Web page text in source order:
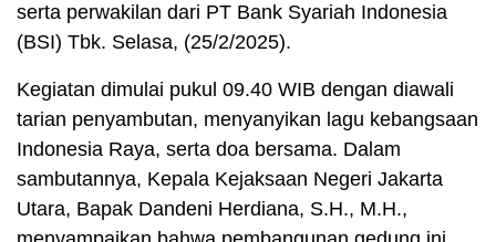
serta perwakilan dari PT Bank Syariah Indonesia
(BSI) Tbk. Selasa, (25/2/2025).
Kegiatan dimulai pukul 09.40 WIB dengan diawali
tarian penyambutan, menyanyikan lagu kebangsaan
Indonesia Raya, serta doa bersama. Dalam
sambutannya, Kepala Kejaksaan Negeri Jakarta
Utara, Bapak Dandeni Herdiana, S.H., M.H.,